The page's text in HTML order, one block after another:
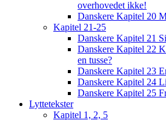
overhovedet ikke!
Danskere Kapitel 20
Kapitel 21-25
Danskere Kapitel 21
Danskere Kapitel 22
en tusse?
Danskere Kapitel 23
Danskere Kapitel 24
Danskere Kapitel 25
Lyttetekster
Kapitel 1, 2, 5